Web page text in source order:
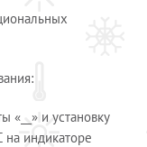
«__» и установку
индикаторе